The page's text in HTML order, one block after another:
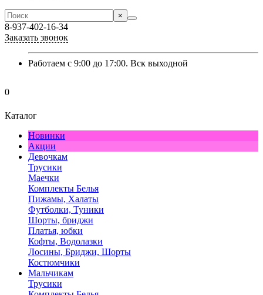
×
8-937-402-16-34
Заказать звонок
Работаем с 9:00 до 17:00. Вск выходной
0
Каталог
Новинки
Акции
Девочкам
Трусики
Маечки
Комплекты Белья
Пижамы, Халаты
Футболки, Туники
Шорты, бриджи
Платья, юбки
Кофты, Водолазки
Лосины, Бриджи, Шорты
Костюмчики
Мальчикам
Трусики